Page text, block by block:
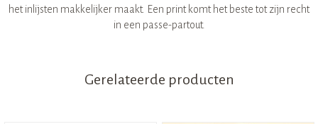
het inlijsten makkelijker maakt. Een print komt het beste tot zijn recht
in een passe-partout.
Gerelateerde producten